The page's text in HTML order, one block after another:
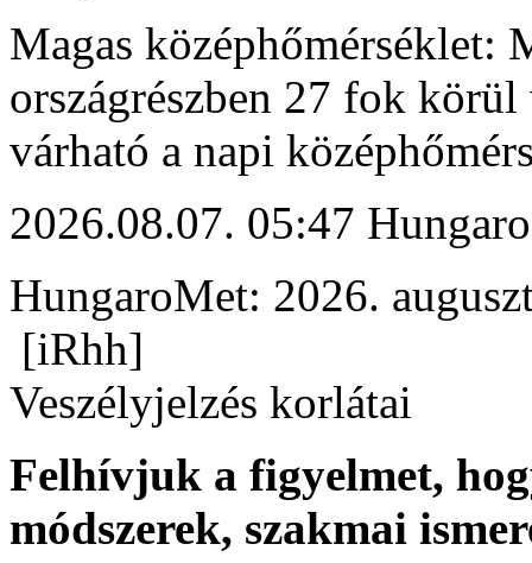
Magas középhőmérséklet:
országrészben 27 fok
várható a napi
2026.08.07. 05:47
HungaroMet: 2026.
[iRhh]
Veszélyjelzés korlátai
Felhívjuk a figyelmet,
módszerek, szakmai